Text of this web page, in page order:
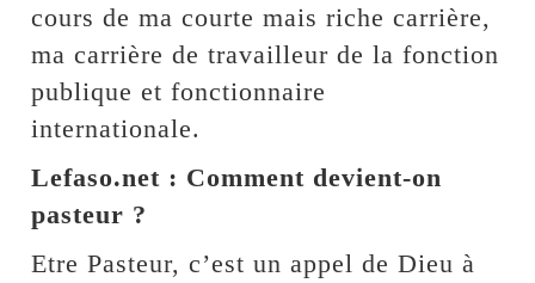
cours de ma courte mais riche carrière,
ma carrière de travailleur de la fonction
publique et fonctionnaire
internationale.
Lefaso.net : Comment devient-on
pasteur ?
Etre Pasteur, c’est un appel de Dieu à